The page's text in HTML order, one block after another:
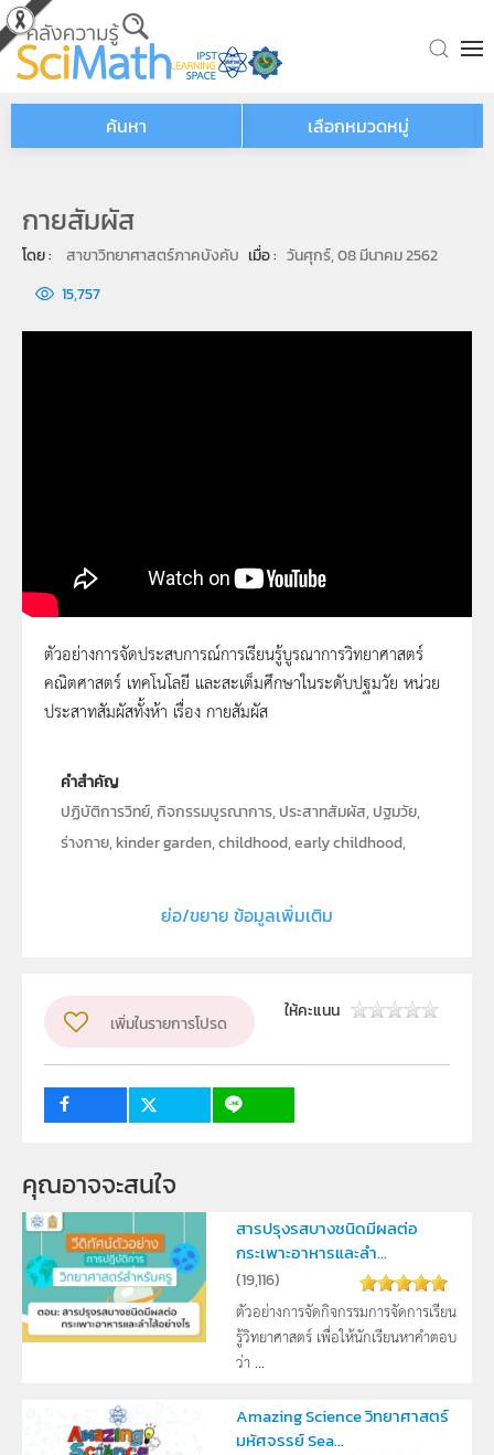
Skip to main content
ค้นหา เลือกหมวดหมู่
กายสัมผัส
โดย : สาขาวิทยาศาสตร์ภาคบังคับ เมื่อ : วันศุกร์, 08 มีนาคม 2562
15,757
กายสัมผัส
ตัวอย่างการจัดประสบการณ์การเรียนรู้บูรณาการวิทยาศาสตร์
คณิตศาสตร์ เทคโนโลยี และสะเต็มศึกษาในระดับปฐมวัย หน่วย
ประสาทสัมผัสทั้งห้า เรื่อง กายสัมผัส
คำสำคัญ
ปฏิบัติการวิทย์, กิจกรรมบูรณาการ, ประสาทสัมผัส, ปฐมวัย,
ร่างกาย, kinder garden, childhood, early childhood,
Moving Image
ผู้แต่ง หรือ เจ้าของผลงาน
วิชา
กลุ่มเป้าหมาย
ย่อ/ขยาย ข้อมูลเพิ่มเติม
เพิ่มในรายการโปรด
ให้คะแนน
คุณอาจจะสนใจ
สารปรุงรสบางชนิดมีผลต่อ
กระเพาะอาหารและลำ...
(19,116)
ตัวอย่างการจัดกิจกรรมการจัดการเรียน
รู้วิทยาศาสตร์ เพื่อให้นักเรียนหาคำตอบ
ว่า ...
Amazing Science วิทยาศาสตร์
มหัศจรรย์ Sea...